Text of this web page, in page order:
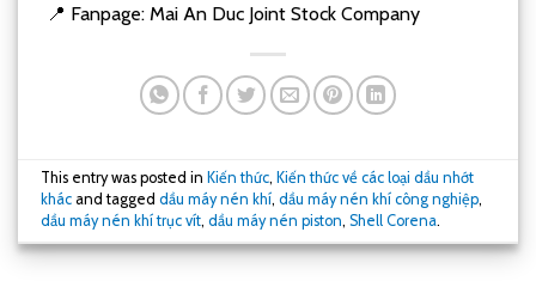
📍 Fanpage: Mai An Duc Joint Stock Company
This entry was posted in Kiến thức, Kiến thức về các loại dầu nhớt
khác and taggeddầu máy nén khí,dầu máy nén khí công nghiệp,
dầu máy nén khí trục vít,dầu máy nén piston,Shell Corena.